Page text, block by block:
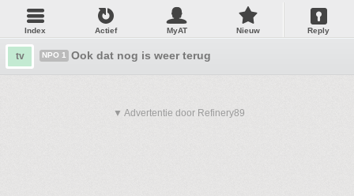
Index Actief MyAT Nieuw Reply
tv NPO 1 Ook dat nog is weer terug
▼ Advertentie door Refinery89